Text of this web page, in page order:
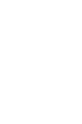
thereof.